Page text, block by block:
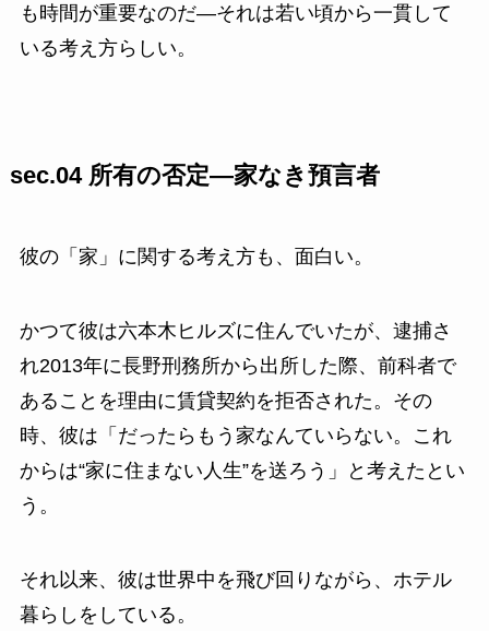
も時間が重要なのだ—それは若い頃から一貫して
いる考え方らしい。
sec.04 所有の否定—家なき預言者
彼の「家」に関する考え方も、面白い。
かつて彼は六本木ヒルズに住んでいたが、逮捕さ
れ2013年に長野刑務所から出所した際、前科者で
あることを理由に賃貸契約を拒否された。その
時、彼は「だったらもう家なんていらない。これ
からは“家に住まない人生”を送ろう」と考えたとい
う。
それ以来、彼は世界中を飛び回りながら、ホテル
暮らしをしている。